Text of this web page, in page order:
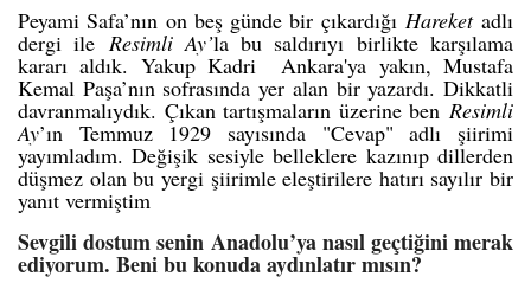
Peyami Safa’nın on beş günde bir çıkardığı Hareketadlı
dergi ile Resimli Ay’la bu saldırıyı birlikte karşılama
kararı aldık. Yakup Kadri Ankara'ya yakın, Mustafa
Kemal Paşa’nın sofrasında yer alan bir yazardı. Dikkatli
davranmalıydık. Çıkan tartışmaların üzerine ben Resimli
Ay’ın Temmuz 1929 sayısında "Cevap" adlı şiirimi
yayımladım. Değişik sesiyle belleklere kazınıp dillerden
düşmez olan bu yergi şiirimle eleştirilere hatırı sayılır bir
yanıt vermiştim
Sevgili dostum senin Anadolu’ya nasıl geçtiğini merak
ediyorum. Beni bu konuda aydınlatır mısın?